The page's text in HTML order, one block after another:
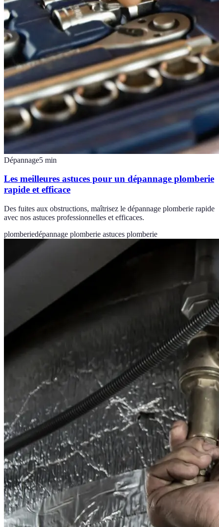
Dépannage5 min
Les meilleures astuces pour un dépannage plomberie
rapide et efficace
Des fuites aux obstructions, maîtrisez le dépannage plomberie rapide
avec nos astuces professionnelles et efficaces.
plomberiedépannage plomberie astuces plomberie